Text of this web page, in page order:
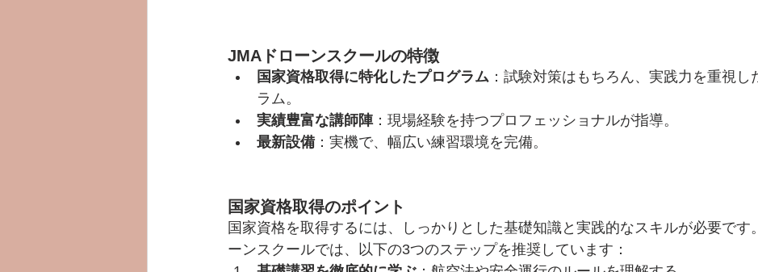
JMAドローンスクールの特徴
国家資格取得に特化したプログラム ：試験対策はもちろん、実践力を重視し
ラム。
実績豊富な講師陣：現場経験を持つプロフェッショナルが指導。
最新設備：実機で、幅広い練習環境を完備。
国家資格取得のポイント
国家資格を取得するには、しっかりとした基礎知識と実践的なスキルが必要です
ーンスクールでは、以下の3つのステップを推奨しています：